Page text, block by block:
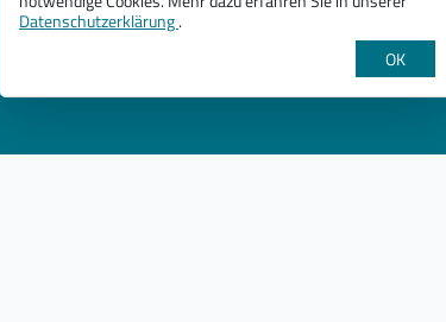
Datenschutzerklärung.
OK